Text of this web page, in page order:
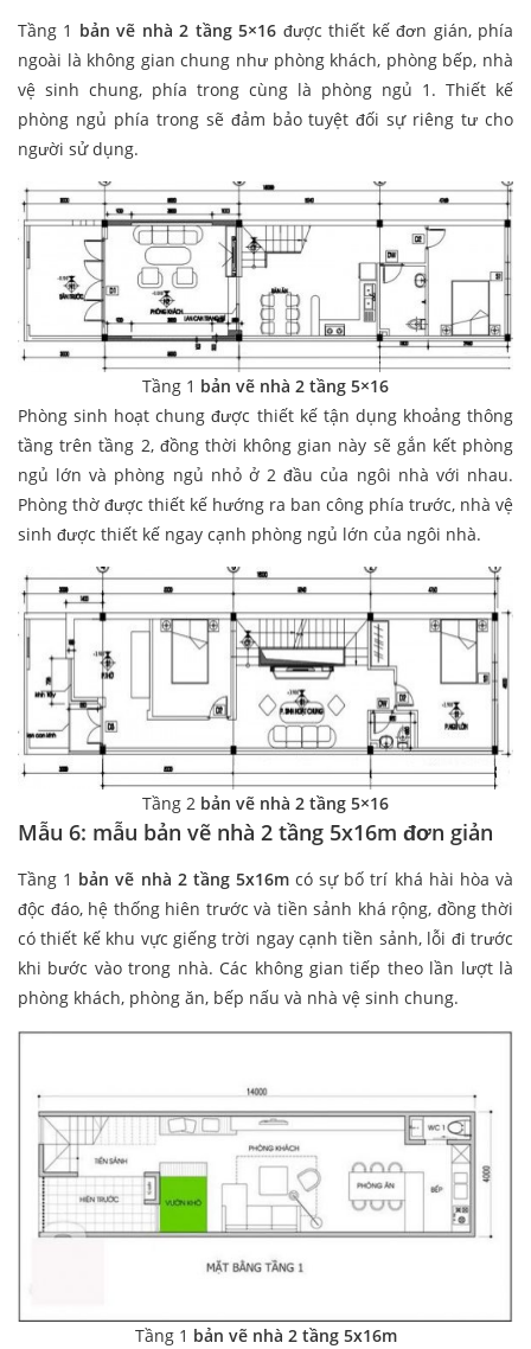
Tầng 1 bản vẽ nhà 2 tầng 5×16 được thiết kế đơn gián, phía
ngoài là không gian chung như phòng khách, phòng bếp, nhà
vệ sinh chung, phía trong cùng là phòng ngủ 1. Thiết kế
phòng ngủ phía trong sẽ đảm bảo tuyệt đối sự riêng tư cho
người sử dụng.
Tầng 1 bản vẽ nhà 2 tầng 5×16
Phòng sinh hoạt chung được thiết kế tận dụng khoảng thông
tầng trên tầng 2, đồng thời không gian này sẽ gắn kết phòng
ngủ lớn và phòng ngủ nhỏ ở 2 đầu của ngôi nhà với nhau.
Phòng thờ được thiết kế hướng ra ban công phía trước, nhà vệ
sinh được thiết kế ngay cạnh phòng ngủ lớn của ngôi nhà.
Tầng 2 bản vẽ nhà 2 tầng 5×16
Mẫu 6: mẫu bản vẽ nhà 2 tầng 5x16m đơn giản
Tầng 1 bản vẽ nhà 2 tầng 5x16mcó sự bố trí khá hài hòa và
độc đáo, hệ thống hiên trước và tiền sảnh khá rộng, đồng thời
có thiết kế khu vực giếng trời ngay cạnh tiền sảnh, lỗi đi trước
khi bước vào trong nhà. Các không gian tiếp theo lần lượt là
phòng khách, phòng ăn, bếp nấu và nhà vệ sinh chung.
Tầng 1 bản vẽ nhà 2 tầng 5x16m